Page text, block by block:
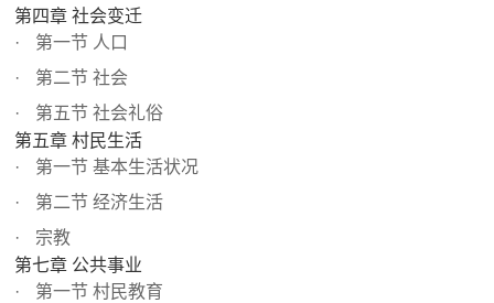
第四章 社会变迁
第一节 人口
第二节 社会
第五节 社会礼俗
第五章 村民生活
第一节 基本生活状况
第二节 经济生活
宗教
第七章 公共事业
第一节 村民教育